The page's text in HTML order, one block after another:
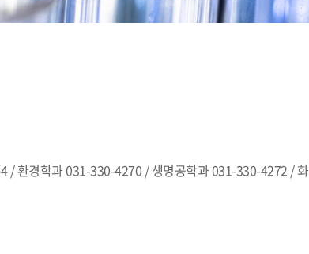
환경학과 031-330-4270 / 생명공학과 031-330-4272 /